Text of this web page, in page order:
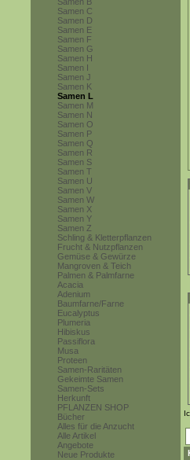
Samen C
Samen D
Samen E
Samen F
Samen G
Samen H
Samen I
Samen J
Samen K
Samen L
Samen M
Samen N
Samen O
Samen P
Samen Q
Samen R
Samen S
Samen T
Samen U
Samen V
Samen W
Samen X
Samen Y
Samen Z
Schling & Kletterpflanzen
Frucht & Nutzpflanzen
Gemüse & Gewürze
Mangroven & Teich
Palmen & Palmfarne
Acacia
Adenium
Baumfarne/Farne
Eucalyptus
Plumeria
Hibiskus
Passiflora
Musa
Proteen
Samen-Raritäten
Gekeimte Samen
Samen-Sets
Herkunft
PFLANZEN SHOP
Bücher
Alles für die Anzucht
Alle Artikel
Angebote
Neue Produkte